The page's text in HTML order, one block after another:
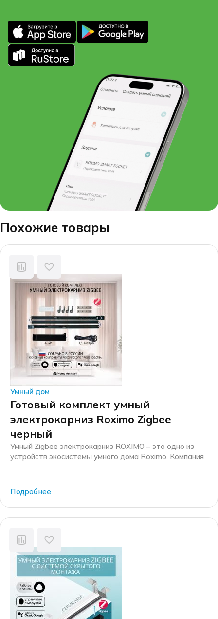
Похожие товары
Умный дом
Готовый комплект умный
электрокарниз Roximo Zigbee
черный
Умный Zigbee электрокарниз ROXIMO – это одно из
устройств экосистемы умного дома Roximo. Компания
лет. Основные механические комплектующие для
электрокарнизов производятся на российских
производственных мощностях, а финальная сборка
каждого электрокарниза осуществляется на
электрокарниз с окрасом […]
Подробнее